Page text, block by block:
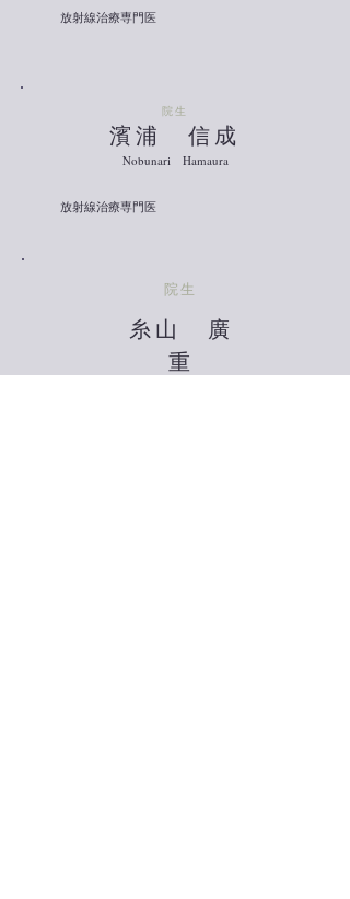
放射線治療専門医
​院生
​濱浦 信成
​Nobunari Hamaura
放射線治療専門医
​院生
​糸山 廣
重